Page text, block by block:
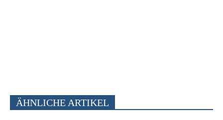
ÄHNLICHE ARTIKEL